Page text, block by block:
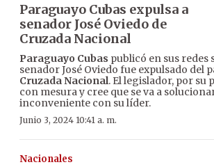
Paraguayo Cubas expulsa a
senador José Oviedo de
Cruzada Nacional
Paraguayo Cubas publicó en sus redes
senador José Oviedo fue expulsado del
Cruzada Nacional. El legislador, por su
con mesura y cree que se va a
inconveniente con su líder.
Junio 3, 2024 10:41 a. m.
Nacionales